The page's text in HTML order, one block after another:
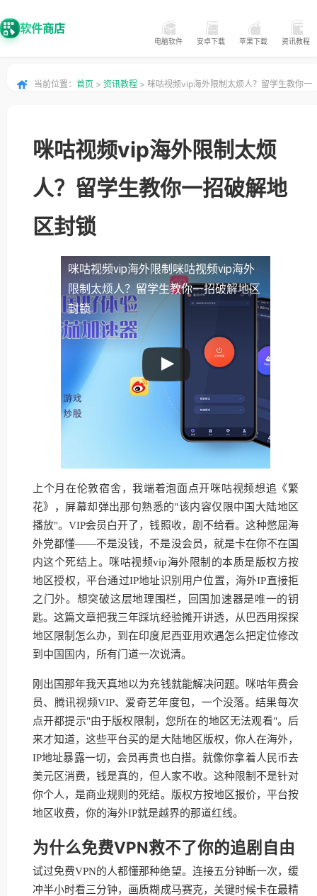
软件商店
电脑软件 安卓下载 苹果下载 资讯教程
当前位置： 首页 > 资讯教程 > 咪咕视频vip海外限制太烦人？留学生教你一
咪咕视频vip海外限制太烦
人？留学生教你一招破解地
区封锁
咪咕视频vip海外限制 咪咕视频vip海外
限制太烦人？留学生教你一招破解地区
封锁
上个月在伦敦宿舍，我端着泡面点开咪咕视频想追《繁
花》，屏幕却弹出那句熟悉的"该内容仅限中国大陆地区
播放"。VIP会员白开了，钱照收，剧不给看。这种憋屈海
外党都懂——不是没钱，不是没会员，就是卡在你不在国
内这个死结上。咪咕视频vip海外限制的本质是版权方按
地区授权，平台通过IP地址识别用户位置，海外IP直接拒
之门外。想突破这层地理围栏，回国加速器是唯一的钥
匙。这篇文章把我三年踩坑经验摊开讲透，从巴西用探探
地区限制怎么办，到在印度尼西亚用欢遇怎么把定位修改
到中国国内，所有门道一次说清。
刚出国那年我天真地以为充钱就能解决问题。咪咕年费会
员、腾讯视频VIP、爱奇艺年度包，一个没落。结果每次
点开都提示"由于版权限制，您所在的地区无法观看"。后
来才知道，这些平台买的是大陆地区版权，你人在海外，
IP地址暴露一切，会员再贵也白搭。就像你拿着人民币去
美元区消费，钱是真的，但人家不收。这种限制不是针对
你个人，是商业规则的死结。版权方按地区报价，平台按
地区收费，你的海外IP就是越界的那道红线。
为什么免费VPN救不了你的追剧自由
试过免费VPN的人都懂那种绝望。连接五分钟断一次，缓
冲半小时看三分钟，画质糊成马赛克，关键时候卡在最精